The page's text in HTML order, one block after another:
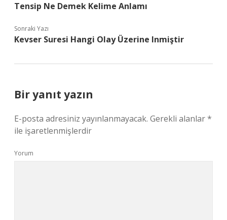
Tensip Ne Demek Kelime Anlamı
Sonraki Yazı
Kevser Suresi Hangi Olay Üzerine Inmiştir
Bir yanıt yazın
E-posta adresiniz yayınlanmayacak. Gerekli alanlar*
ile işaretlenmişlerdir
Yorum